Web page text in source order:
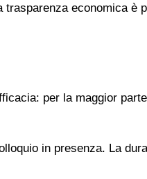
economica è
per la maggior
in presenza. La